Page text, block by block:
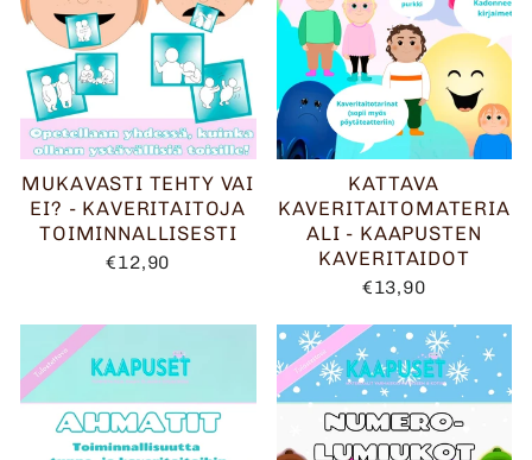
MUKAVASTI TEHTY VAI
EI? - KAVERITAITOJA
TOIMINNALLISESTI
€12,90
KATTAVA
KAVERITAITOMATERIA
ALI - KAAPUSTEN
KAVERITAIDOT
€13,90